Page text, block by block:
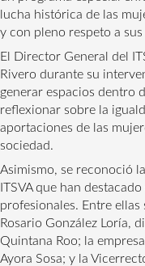
lucha histórica de las
y con pleno respeto a
El Director General del
Rivero durante su
generar espacios dentro
reflexionar sobre la
aportaciones de las
sociedad.
Asimismo, se reconoció
ITSVA que han
profesionales. Entre ellas
Rosario González Loría,
Quintana Roo; la
Ayora Sosa; y la